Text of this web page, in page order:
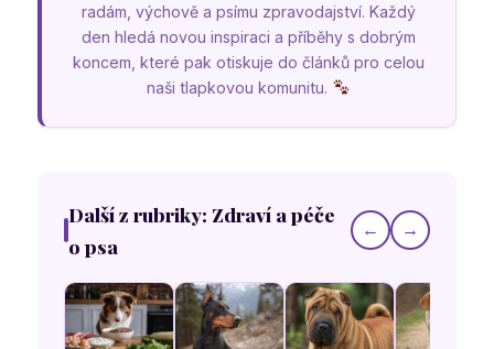
radám, výchově a psímu zpravodajství. Každý
den hledá novou inspiraci a příběhy s dobrým
koncem, které pak otiskuje do článků pro celou
naši tlapkovou komunitu.
Další z rubriky: Zdraví a péče
o psa
← →